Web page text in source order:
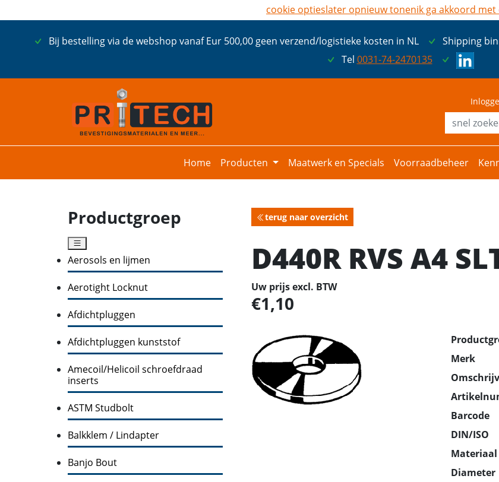
Bij bestelling via de webshop vanaf Eur 500,00 geen verzend/logistieke kosten in NL Shipping
Tel 0031-74-2470135
Home Producten Maatwerk en Specials Voorraadbeheer
Productgroep
Aerosols en lijmen
Aerotight Locknut
Afdichtpluggen
Afdichtpluggen kunststof
Amecoil/Helicoil schroefdraad
inserts
ASTM Studbolt
Balkklem / Lindapter
Banjo Bout
terug naar overzicht
D440R RVS A4
Uw prijs excl. BTW
1,10
Merk
Barcode
DIN/ISO
Materiaal
Diameter
cookie optieslater opnieuw tonenik ga akkoord met